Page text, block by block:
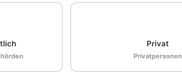
Privat
Privatpersonen